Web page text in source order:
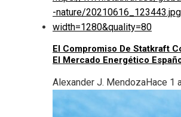
El Compromiso De Statkraft
El Mercado Energético
Alexander J. MendozaHace 1